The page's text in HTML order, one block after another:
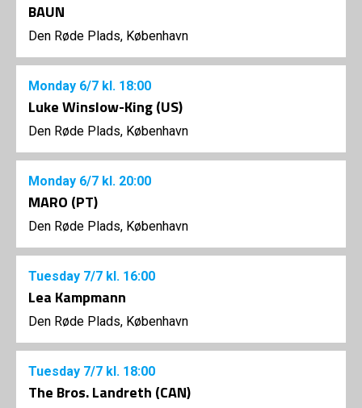
BAUN
Den Røde Plads, København
Monday 6/7 kl. 18:00
Luke Winslow-King (US)
Den Røde Plads, København
Monday 6/7 kl. 20:00
MARO (PT)
Den Røde Plads, København
Tuesday 7/7 kl. 16:00
Lea Kampmann
Den Røde Plads, København
Tuesday 7/7 kl. 18:00
The Bros. Landreth (CAN)